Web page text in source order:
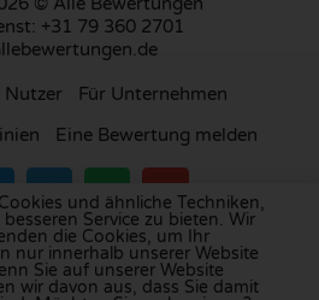
+31 79 360 2701
Nutzer
Für Unternehmen
Eine Bewertung melden
Bewertungsplattform in
, denNiederlanden
und ähnliche Techniken,
Service zu bieten. Wir
die Cookies, um Ihr
nur innerhalb unserer Website
Sie auf unserer Website
wir davon aus, dass Sie damit